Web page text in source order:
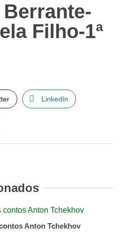
Filho-1ª
LinkedIn
Anton Tchekhov